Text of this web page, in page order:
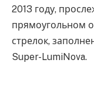
2013 году,
прямоугольном
стрелок,
Super-LumiNova.